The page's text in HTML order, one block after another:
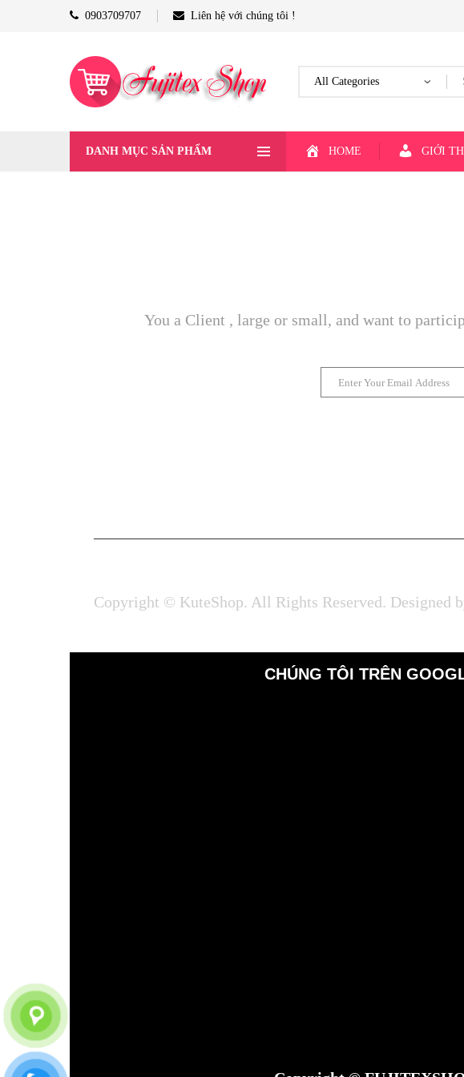
0903709707 Liên hệ với chúng tôi !
DANH MỤC SẢN PHẨM HOME GIỚI
You a Client , large or small, and want to
Copyright © KuteShop. All Rights Reserved. Designed
CHÚNG TÔI TRÊN